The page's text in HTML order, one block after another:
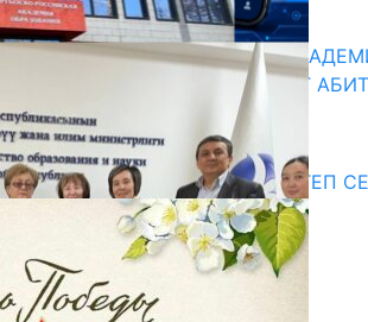
13.07.2026
КЫРГЫЗКО-РОССИЙСКАЯ
ОБРАЗОВАНИЯ ПРИГЛАШАЕТ
10.07.2026
Медиа
СУЗАКТА 750 ОРУНДУУ МЕКТЕП
ПАЙДАЛАНУУГА БЕРИЛЕТ
07.08.2025
Улуу Жеңиштин жандуу сөзү
29.04.2025